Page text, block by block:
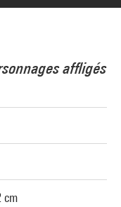
affligés
cm
Bertrand Prévost/Dist.